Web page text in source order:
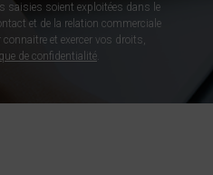
saisies soient exploitées dans le
et de la relation commerciale
et exercer vos droits,
de confidentialité